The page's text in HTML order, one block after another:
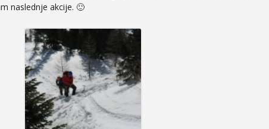
naslednje akcije. 🙂